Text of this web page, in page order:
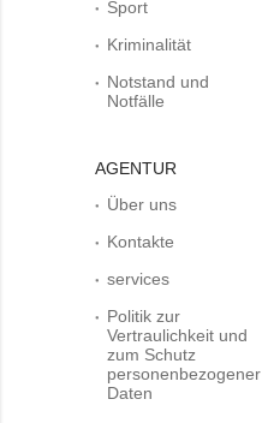
Sport
Kriminalität
Notstand und
Notfälle
AGENTUR
Über uns
Kontakte
services
Politik zur
Vertraulichkeit und
zum Schutz
personenbezogener
Daten